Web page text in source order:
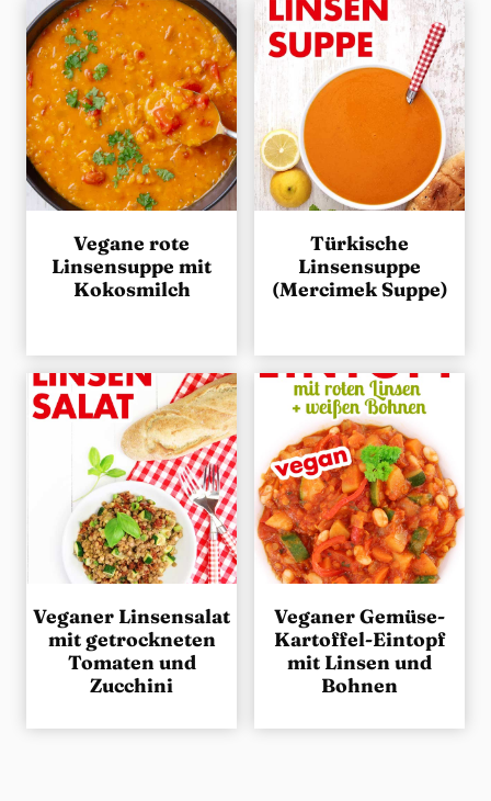
Vegane rote
Linsensuppe mit
Kokosmilch
Türkische
Linsensuppe
(Mercimek Suppe)
Veganer Linsensalat
mit getrockneten
Tomaten und
Zucchini
Veganer Gemüse-
Kartoffel-Eintopf
mit Linsen und
Bohnen